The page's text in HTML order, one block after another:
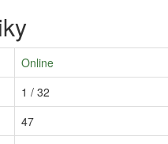
Online
1 / 32
47